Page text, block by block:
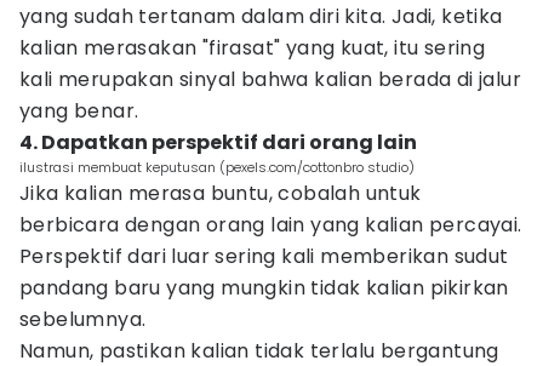
yang sudah tertanam dalam diri kita. Jadi, ketika
kalian merasakan "firasat" yang kuat, itu sering
kali merupakan sinyal bahwa kalian berada di jalur
yang benar.
4. Dapatkan perspektif dari orang lain
ilustrasi membuat keputusan (pexels.com/cottonbro studio)
Jika kalian merasa buntu, cobalah untuk
berbicara dengan orang lain yang kalian percayai.
Perspektif dari luar sering kali memberikan sudut
pandang baru yang mungkin tidak kalian pikirkan
sebelumnya.
Namun, pastikan kalian tidak terlalu bergantung